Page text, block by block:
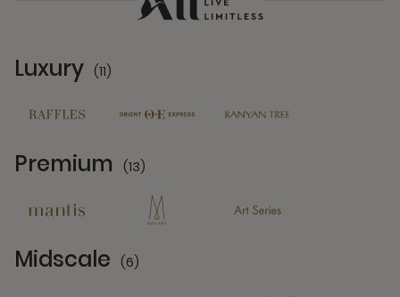
Luxury (11)
Premium (13)
Midscale (6)